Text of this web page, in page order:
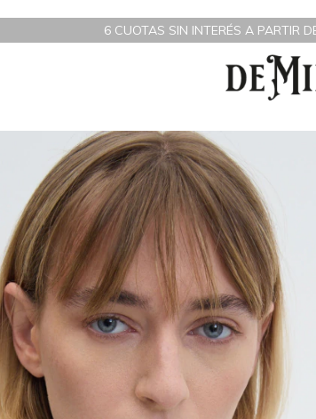
6 CUOTAS SIN INTERÉS A PARTIR DE $200.000 / 3